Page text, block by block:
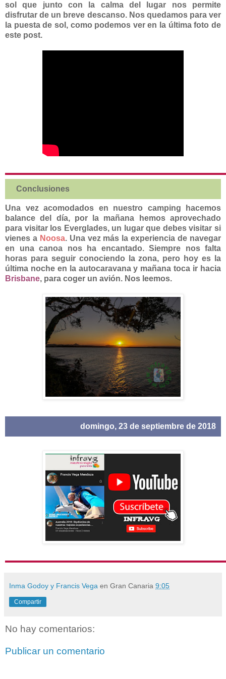
sol que junto con la calma del lugar nos permite
disfrutar de un breve descanso. Nos quedamos para ver
la puesta de sol, como podemos ver en la última foto de
este post.
Conclusiones
Una vez acomodados en nuestro camping hacemos
balance del día, por la mañana hemos aprovechado
para visitar los Everglades, un lugar que debes visitar si
vienes a Noosa. Una vez más la experiencia de navegar
en una canoa nos ha encantado. Siempre nos falta
horas para seguir conociendo la zona, pero hoy es la
última noche en la autocaravana y mañana toca ir hacia
Brisbane, para coger un avión. Nos leemos.
domingo, 23 de septiembre de 2018
Inma Godoy y Francis Vega en Gran Canaria 9:05
Compartir
No hay comentarios:
Publicar un comentario